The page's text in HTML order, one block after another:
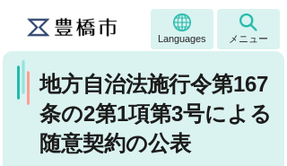
Languages メニュー
地方自治法施行令第167
条の2第1項第3号による
随意契約の公表